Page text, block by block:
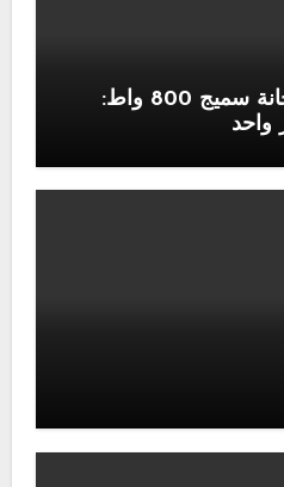
احترافية الخبز مع عجانة سميج 800 واط:
واحد